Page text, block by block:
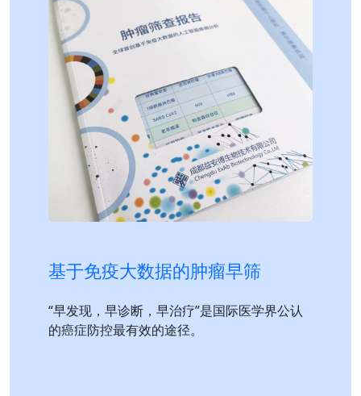
基于免疫大数据的肿瘤早筛
“早发现，早诊断，早治疗”是国际医学界公认
的癌症防控最有效的途径。